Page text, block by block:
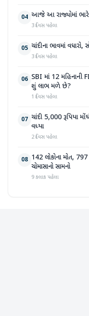
04 આજે આ રાજ્યોમાં ભારે
3 દિવસ પહેલા
05 ચાંદીના ભાવમાં
3 દિવસ પહેલા
06 SBI માં 12 મહિનાની
શું લાભ મળે છે?
1 દિવસ પહેલા
07 ચાંદી 5,000 રૂપિયા
વધ્યા
2 દિવસ પહેલા
08 142 લોકોના મોત,
ચોમાસાનો સામનો
9 કલાક પહેલા